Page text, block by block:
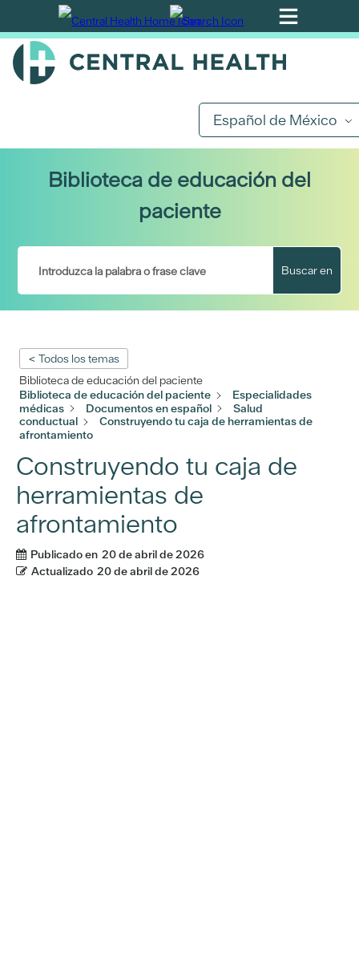
Ir
al
contenido
Español de México
Biblioteca de educación del
paciente
Buscar en
< Todos los temas
Biblioteca de educación del paciente
Biblioteca de educación del paciente
Especialidades
médicas
Documentos en español
Salud
conductual
Construyendo tu caja de herramientas de
afrontamiento
Construyendo tu caja de
herramientas de
afrontamiento
Publicado en 20 de abril de 2026
Actualizado 20 de abril de 2026